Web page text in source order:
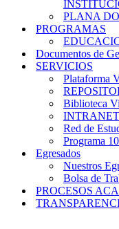
PLANA
PROGRAMAS
Documentos de
SERVICIOS
Plataforma
Biblioteca
INTRANET
Red de
Programa
Egresados
Nuestros
Bolsa de
PROCESOS